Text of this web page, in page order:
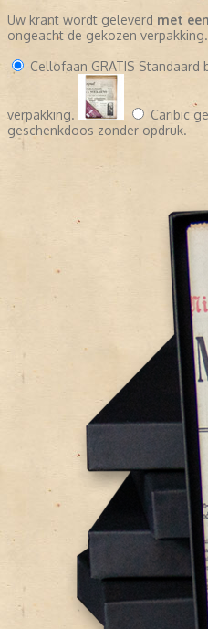
Uw krant wordt geleverd met
ongeacht de gekozen verpakking.
Cellofaan GRATIS Standaard
verpakking. Caribic
geschenkdoos zonder opdruk.